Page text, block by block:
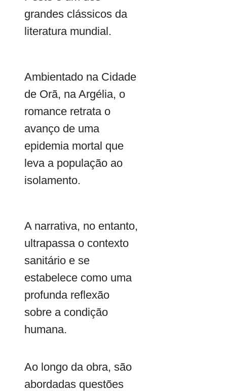
grandes clássicos da
literatura mundial.
Ambientado na Cidade
de Orã, na Argélia, o
romance retrata o
avanço de uma
epidemia mortal que
leva a população ao
isolamento.
A narrativa, no entanto,
ultrapassa o contexto
sanitário e se
estabelece como uma
profunda reflexão
sobre a condição
humana.
Ao longo da obra, são
abordadas questões